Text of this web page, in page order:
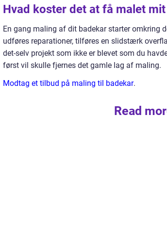
Hvad koster det at få malet
En gang maling af dit badekar starter omkring
udføres reparationer, tilføres en slidstærk
det-selv projekt som ikke er blevet som du
først vil skulle fjernes det gamle lag af maling.
Modtag et tilbud på maling til badekar.
Read